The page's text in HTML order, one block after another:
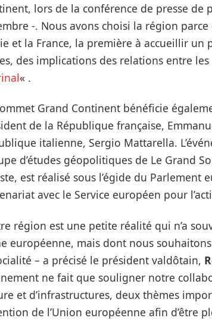
lors de la conférence de presse de
-. Nous avons choisi la région parce
et la France, la première à accueillir
des implications des relations entre
« .
Grand Continent bénéficie
de la République française,
italienne, Sergio Mattarella.
d’études géopolitiques de Le Grand
est réalisé sous l’égide du Parlement
avec le Service européen pour
région est une petite réalité qui n’a
européenne, mais dont nous
– a précisé le président valdôtain,
ne fait que souligner notre
et d’infrastructures, deux thèmes
de l’Union européenne afin d’être